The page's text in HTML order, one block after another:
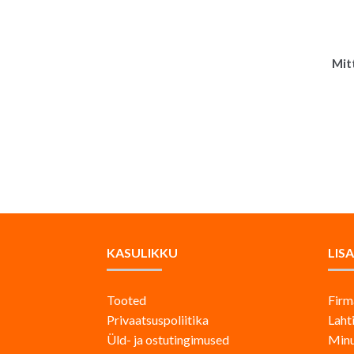
KASULIKKU
Tooted
Privaatsuspoliitika
Üld- ja ostutingimused